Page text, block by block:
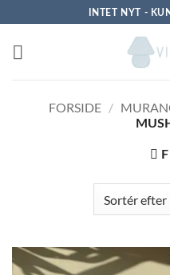
til
indhold
INTET NYT -
FORSIDE /